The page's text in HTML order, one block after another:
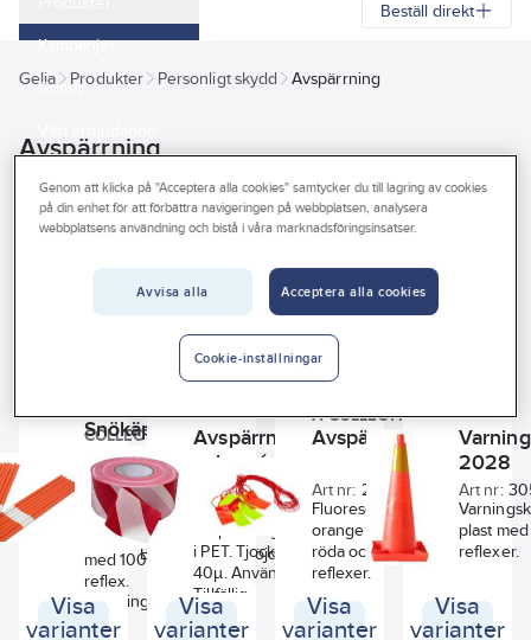
Kampanjer
Outlet
Handla hos oss
Vanliga frågor
Beställ direkt
Gelia Produkter Personligt skydd Avspärrning
Avspärrning
Avspärrning
REACH – Fri från Kandidatämne
Tryck/Prägling Prickig
Randig Med reflexband
Bredd Höjd
Med monteringsdetaljer
Se
alla Produkter (25)
COLLECTION
Snökäpp
Art
nr:
196838
Tillverkad av
polypropen
med 100 mm
reflex.
Visa
varianter
Avspärrnings-
och
varningsband
A-Collection
Art nr: 107878
Extra starkt
avspärrningsband
i PET. Tjocklek:
40µ. Användning:
Tillfällig
avspärrning vid
Visa
varianter
A-COLLECTION
Avspärrningslina
Art nr: 287163
Fluorescerande
orange lina med
röda och gula
reflexer.
Visa
varianter
2028
Art nr:
plast med
reflexer.
Visa
varianter
Genom att klicka på "Acceptera alla cookies" samtycker du till lagring av cookies
på din enhet för att förbättra navigeringen på webbplatsen, analysera
webbplatsens användning och bistå i våra marknadsföringsinsatser.
Avvisa alla Acceptera alla cookies
Cookie-inställningar